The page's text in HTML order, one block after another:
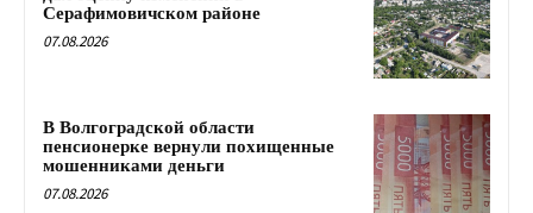
Серафимовичском районе
07.08.2026
В Волгоградской области
пенсионерке вернули похищенные
мошенниками деньги
07.08.2026